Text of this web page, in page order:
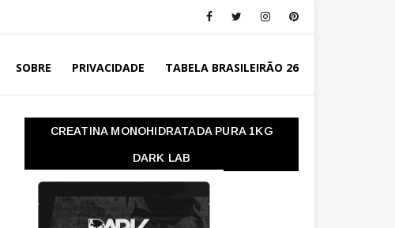
SOBRE PRIVACIDADE TABELA BRASILEIRÃO 26
CREATINA MONOHIDRATADA PURA 1KG
DARK LAB